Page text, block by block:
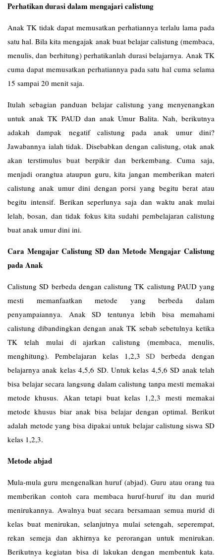
Perhatikan durasi dalam mengajari calistung
Anak TK tidak dapat memusatkan perhatiannya terlalu lama pada
satu hal. Bila kita mengajak anak buat belajar calistung (membaca,
menulis, dan berhitung) perhatikanlah durasi belajarnya. Anak TK
cuma dapat memusatkan perhatiannya pada satu hal cuma selama
15 sampai 20 menit saja.
Itulah sebagian panduan belajar calistung yang menyenangkan
untuk anak TK PAUD dan anak Umur Balita. Nah, berikutnya
adakah dampak negatif calistung pada anak umur dini?
Jawabannya ialah tidak. Disebabkan dengan calistung, otak anak
akan terstimulus buat berpikir dan berkembang. Cuma saja,
menjadi orangtua ataupun guru, kita jangan memberikan materi
calistung anak umur dini dengan porsi yang begitu berat atau
begitu intensif. Berikan seperlunya saja dan waktu anak mulai
lelah, bosan, dan tidak fokus kita sudahi pembelajaran calistung
buat anak umur dini ini.
Cara Mengajar Calistung SD dan Metode Mengajar Calistung
pada Anak
Calistung SD berbeda dengan calistung TK calistung PAUD yang
mesti memanfaatkan metode yang berbeda dalam
penyampaiannya. Anak SD tentunya lebih bisa memahami
calistung dibandingkan dengan anak TK sebab sebetulnya ketika
TK telah mulai di ajarkan calistung (membaca, menulis,
menghitung). Pembelajaran kelas 1,2,3SD berbeda dengan
belajarnya anak kelas 4,5,6 SD. Untuk kelas 4,5,6 SD anak telah
bisa belajar secara langsung dalam calistung tanpa mesti memakai
metode khusus. Akan tetapi buat kelas 1,2,3 mesti memakai
metode khusus biar anak bisa belajar dengan optimal. Berikut
adalah metode yang bisa dipakai untuk belajar calistung siswa SD
kelas 1,2,3.
Metode abjad
Mula-mula guru mengenalkan huruf (abjad). Guru atau orang tua
memberikan contoh cara membaca huruf-huruf itu dan murid
menirukannya. Awalnya buat secara bersamaan semua murid di
kelas buat menirukan, selanjutnya mulai setengah, seperempat,
rekan semeja dan akhirnya ke perorangan untuk menirukan.
Berikutnya kegiatan bisa di lakukan dengan membentuk kata.